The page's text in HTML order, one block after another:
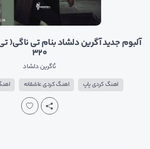
آلبوم جدید آگرین دلشاد بنام تی ناگی(
۳۲۰
ئاگرین دلشاد
اهنگ کردی پاپ اهنگ کردی عاشقانه